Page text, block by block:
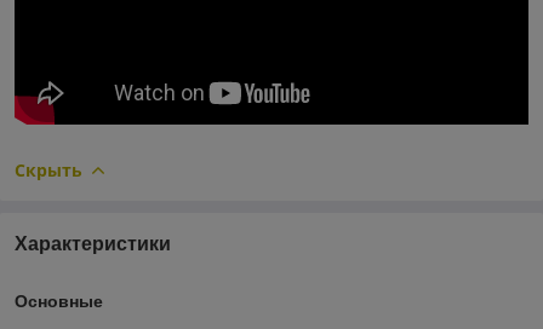
Скрыть
Характеристики
Основные